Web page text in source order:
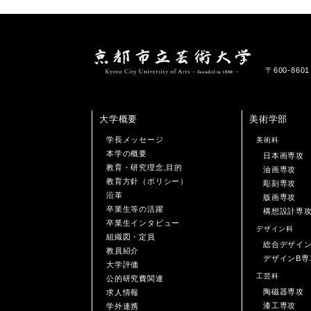
〒600-
大学概要
学長メッセージ
本学の概要
教育・研究理念,目的
教育方針（ポリシー）
沿革
卒業生等の活躍
卒業生インタビュー
組織図・定員
教員紹介
大学評価
公的研究費関連
求人情報
学外連携
美術学部
美術科
日本画専攻
油画専攻
彫刻専攻
版画専攻
構想設計専
デザイン科
総合デザイ
デザインB専
工芸科
陶磁器専攻
漆工専攻